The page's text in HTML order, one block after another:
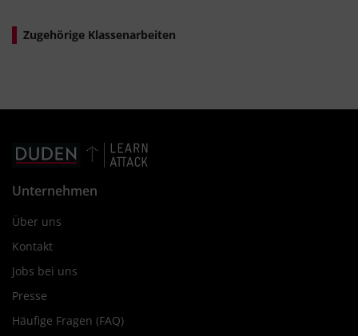
Zugehörige Klassenarbeiten
Unternehmen
Über uns
Kontakt
Jobs bei uns
Presse
Häufige Fragen (FAQ)